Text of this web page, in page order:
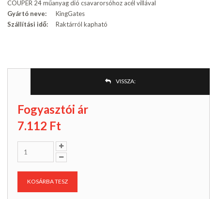
COUPER 24 műanyag dió csavarorsóhoz acél villával
Gyártó neve:
KingGates
Szállítási idő:
Raktárról kapható
VISSZA:
Fogyasztói ár
7.112 Ft
KOSÁRBA TESZ